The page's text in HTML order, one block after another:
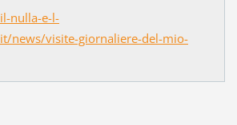
nulla-e-l-
news/visite-giornaliere-del-mio-